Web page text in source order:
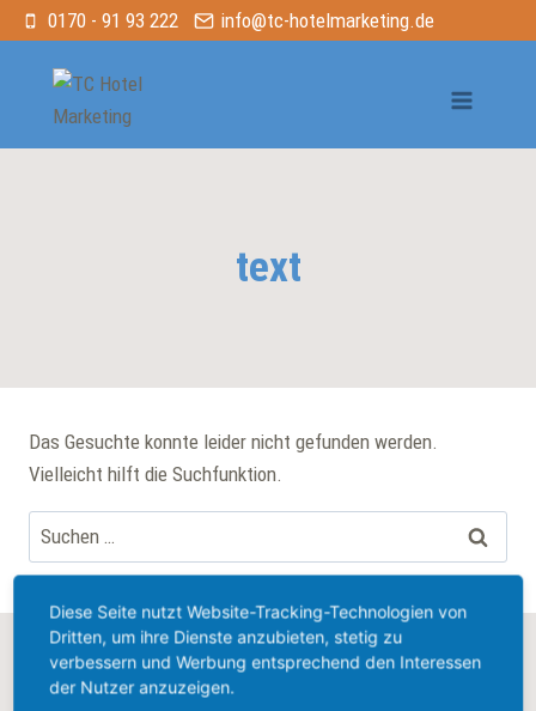
Zum
Inhalt
springen
0170 - 91 93 222 info@tc-hotelmarketing.de
text
Das Gesuchte konnte leider nicht gefunden werden.
Vielleicht hilft die Suchfunktion.
Suchen
nach:
ERREICHBAR
Diese Seite nutzt Website-Tracking-Technologien von
Dritten, um ihre Dienste anzubieten, stetig zu
verbessern und Werbung entsprechend den Interessen
der Nutzer anzuzeigen.